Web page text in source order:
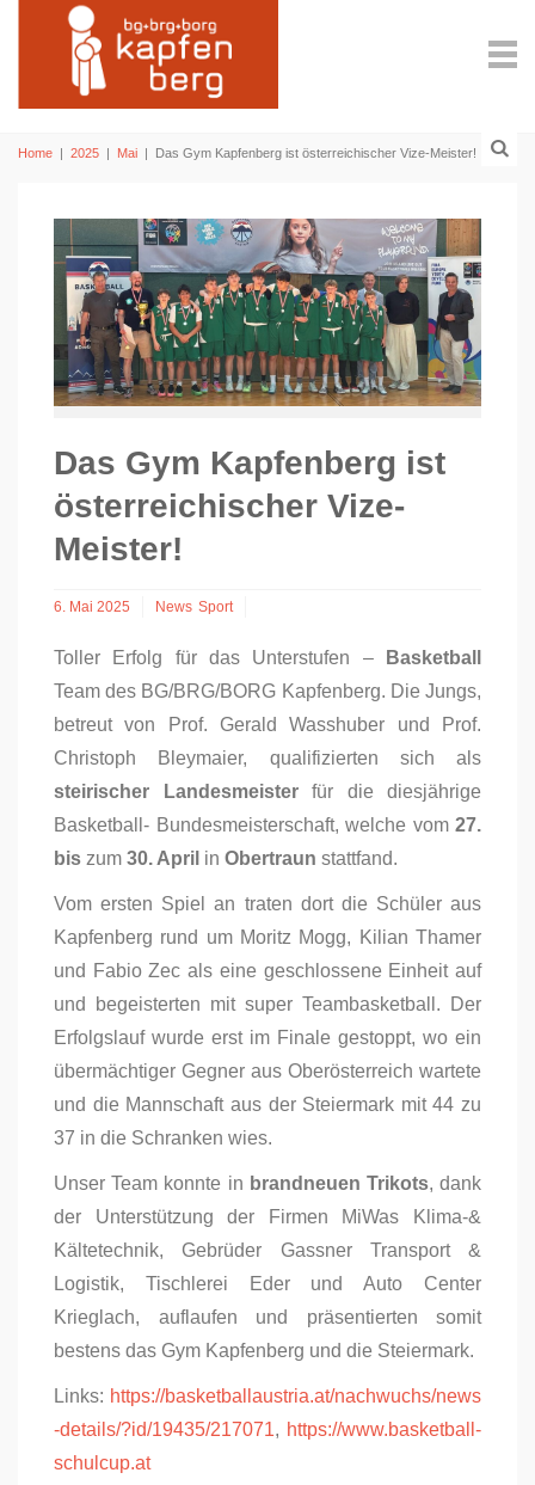
Home | 2025 | Mai | Das Gym Kapfenberg ist österreichischer Vize-Meister!
Das Gym Kapfenberg ist
österreichischer Vize-
Meister!
6. Mai 2025 News Sport
Toller Erfolg für das Unterstufen –
Basketball
Team des BG/BRG/BORG Kapfenberg. Die Jungs,
betreut von Prof. Gerald Wasshuber und Prof.
Christoph Bleymaier, qualifizierten sich als
steirischer Landesmeisterfür die diesjährige
Basketball- Bundesmeisterschaft, welche vom 27.
bis zum 30. April in Obertraun stattfand.
Vom ersten Spiel an traten dort die Schüler aus
Kapfenberg rund um Moritz Mogg, Kilian Thamer
und Fabio Zec als eine geschlossene Einheit auf
und begeisterten mit super Teambasketball. Der
Erfolgslauf wurde erst im Finale gestoppt, wo ein
übermächtiger Gegner aus Oberösterreich wartete
und die Mannschaft aus der Steiermark mit 44 zu
37 in die Schranken wies.
Unser Team konnte in brandneuen Trikots, dank
der Unterstützung der Firmen MiWas Klima-&
Kältetechnik, Gebrüder Gassner Transport &
Logistik, Tischlerei Eder und Auto Center
Krieglach, auflaufen und präsentierten somit
bestens das Gym Kapfenberg und die Steiermark.
Links: https://basketballaustria.at/nachwuchs/news
-details/?id/19435/217071, https://www.basketball-
schulcup.at